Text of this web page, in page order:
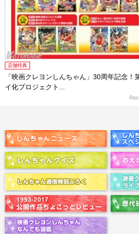
店舗特典
「映画クレヨンしんちゃん」30周年記念！
イ化プロジェクト...